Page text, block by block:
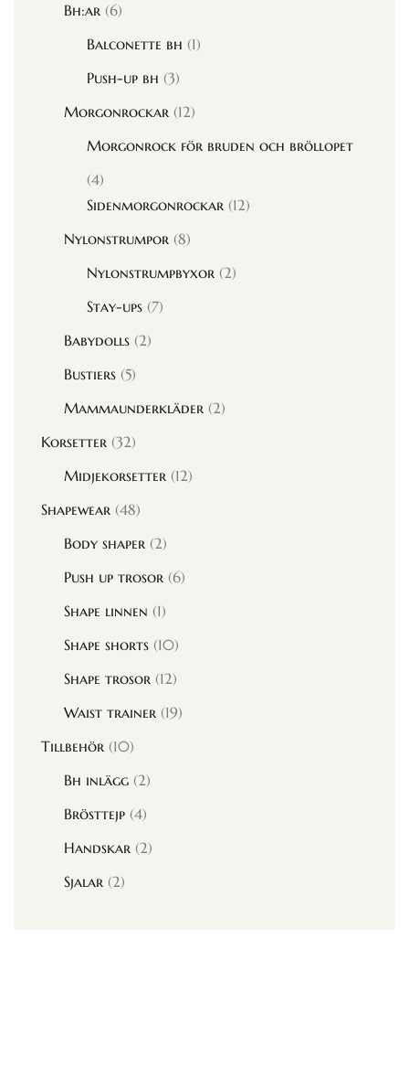
Bh:ar (6)
Balconette bh (1)
Push-up bh (3)
Morgonrockar (12)
Morgonrock för bruden och bröllopet
(4)
Sidenmorgonrockar (12)
Nylonstrumpor (8)
Nylonstrumpbyxor (2)
Stay-ups (7)
Babydolls (2)
Bustiers (5)
Mammaunderkläder (2)
Korsetter (32)
Midjekorsetter (12)
Shapewear (48)
Body shaper (2)
Push up trosor (6)
Shape linnen (1)
Shape shorts (10)
Shape trosor (12)
Waist trainer (19)
Tillbehör (10)
Bh inlägg (2)
Brösttejp (4)
Handskar (2)
Sjalar (2)